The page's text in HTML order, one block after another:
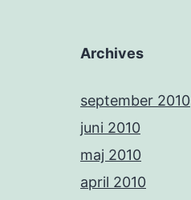
Archives
september 2010
juni 2010
maj 2010
april 2010